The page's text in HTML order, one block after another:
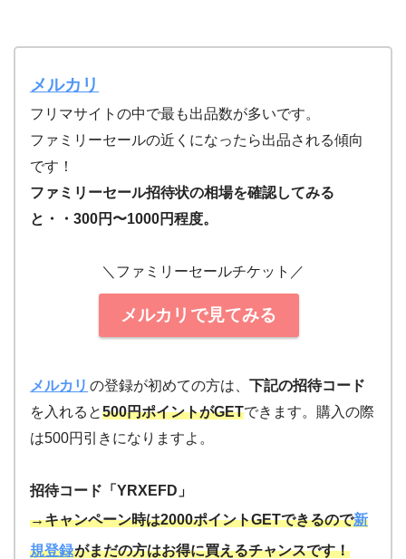
メルカリ
フリマサイトの中で最も出品数が多いです。
ファミリーセールの近くになったら出品される傾向
です！
ファミリーセール招待状の相場を確認してみる
と・・300円〜1000円程度。
＼ファミリーセールチケット／
メルカリ で見てみる
メルカリ の登録が初めての方は、 下記の招待コード
を入れると500円ポイントがGETできます。購入の際
は500円引きになりますよ。
招待コード「YRXEFD」
→キャンペーン時は2000ポイントGETできるので新
規登録がまだの方はお得に買えるチャンスです！